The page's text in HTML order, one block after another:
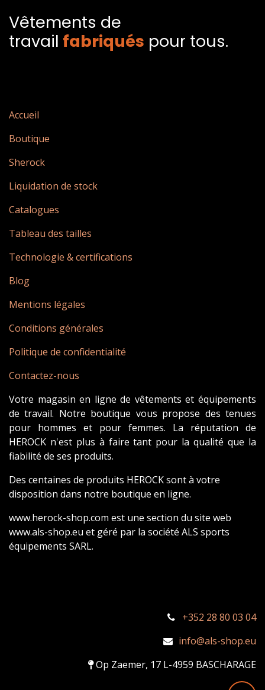
Vêtements de
travail fabriqués​ pour tous.
Accueil
Boutique
Sherock
Liquidation de stock
Catalogues
Tableau des tailles
Technologie & certifications
Blog
Mentions légales
Conditions générales
Politique de confidentialité
Contactez-nous
Votre magasin en ligne de vêtements et équipements
de travail. Notre boutique vous propose des tenues
pour hommes et pour femmes. La réputation de
HEROCK n'est plus à faire tant pour la qualité que la
fiabilité de ses produits.
Des centaines de produits HEROCK sont à votre
disposition dans notre boutique en ligne.
www.herock-shop.com est une section du site web
www.als-shop.eu et géré par la société ALS sports
équipements SARL.
+352 28 80 03 04
info@als-shop.eu
Op Zaemer, 17 L-4959 BASCHARAGE